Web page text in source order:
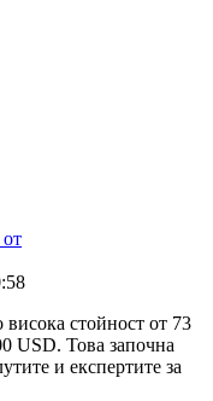
стойност от 73
USD. Това започна
и експертите за